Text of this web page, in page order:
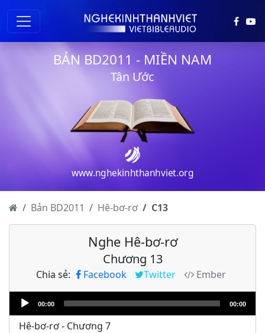
BẢN BD2011 - MIỀN NAM
Tân Ước
www.nghekinhthanhviet.org
Bản BD2011 Hê-bơ-rơ C13
Nghe Hê-bơ-rơ
Chương 13
Chia sẻ: Facebook Twitter
Ember
Audio
Player
00:00 00:00
Hê-bơ-rơ - Chương 1
Hê-bơ-rơ - Chương 2
Hê-bơ-rơ - Chương 3
Hê-bơ-rơ - Chương 4
Hê-bơ-rơ - Chương 5
Hê-bơ-rơ - Chương 6
Hê-bơ-rơ - Chương 7